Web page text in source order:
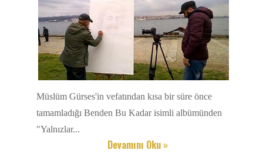
Müslüm Gürses'in vefatından kısa bir süre önce
tamamladığı Benden Bu Kadar isimli albümünden
"Yalnızlar...
Devamını Oku »